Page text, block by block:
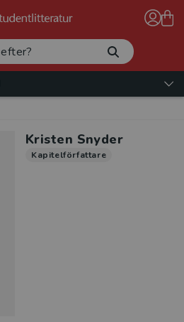
Kristen Snyder
Kapitelförfattare